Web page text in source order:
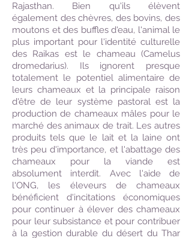
Rajasthan. Bien qu'ils élèvent
également des chèvres, des bovins, des
moutons et des buffles d'eau, l'animal le
plus important pour l'identité culturelle
des Raikas est le chameau (Camelus
dromedarius). Ils ignorent presque
totalement le potentiel alimentaire de
leurs chameaux et la principale raison
d'être de leur système pastoral est la
production de chameaux mâles pour le
marché des animaux de trait. Les autres
produits tels que le lait et la laine ont
très peu d'importance, et l'abattage des
chameaux pour la viande est
absolument interdit. Avec l'aide de
l'ONG, les éleveurs de chameaux
bénéficient d'incitations économiques
pour continuer à élever des chameaux
pour leur subsistance et pour contribuer
à la gestion durable du désert du Thar